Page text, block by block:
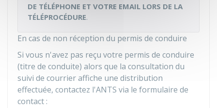
DE TÉLÉPHONE ET VOTRE EMAIL LORS DE LA
TÉLÉPROCÉDURE.
En cas de non réception du permis de conduire
Si vous n'avez pas reçu votre permis de conduire
(titre de conduite) alors que la consultation du
suivi de courrier affiche une distribution
effectuée, contactez l'ANTS via le formulaire de
contact :